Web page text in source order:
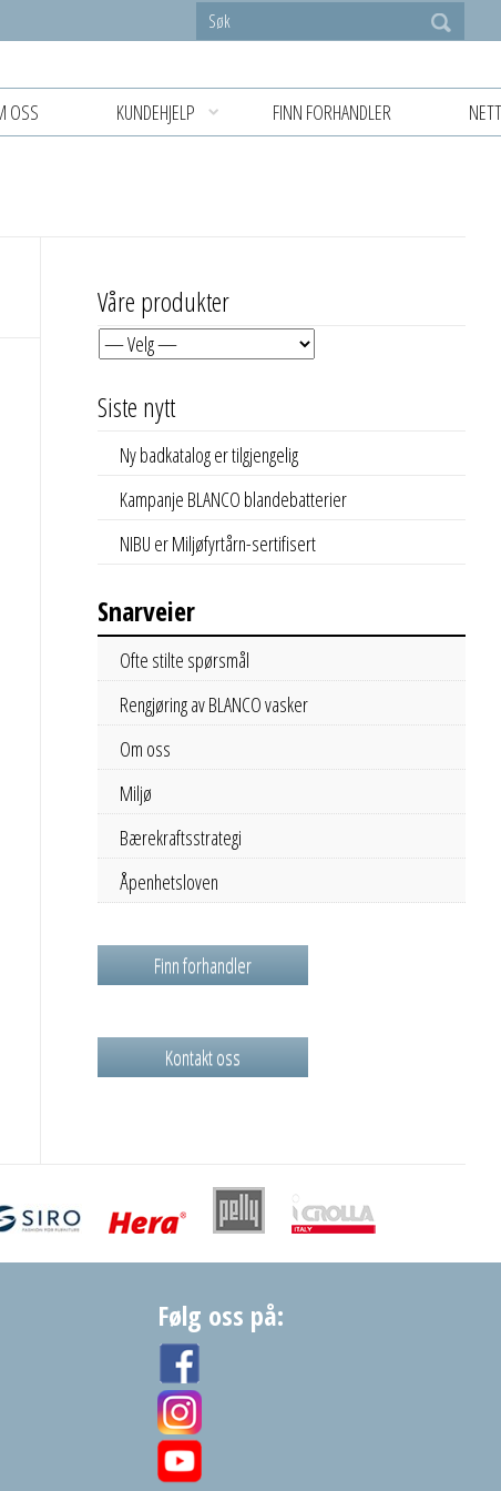
OSS KUNDEHJELP FINN FORHANDLER
Våre produkter
Siste nytt
Ny badkatalog er tilgjengelig
Kampanje BLANCO blandebatterier
NIBU er Miljøfyrtårn-sertifisert
Snarveier
Ofte stilte spørsmål
Rengjøring av BLANCO vasker
Om oss
Miljø
Bærekraftsstrategi
Åpenhetsloven
Finn forhandler
Kontakt oss
Følg oss på: